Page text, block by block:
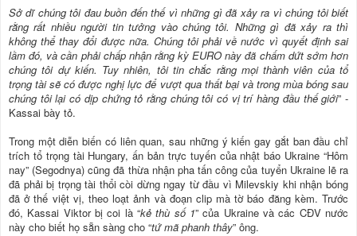
Sở dĩ chúng tôi đau buồn đến thế vì những gì đã xảy ra vì chúng tôi biết
rằng rất nhiều người tin tưởng vào chúng tôi. Những gì đã xảy ra thì
không thể thay đổi được nữa. Chúng tôi phải về nước vì quyết định sai
lầm đó, và cần phải chấp nhận rằng kỳ EURO này đã chấm dứt sớm hơn
chúng tôi dự kiến. Tuy nhiên, tôi tin chắc rằng mọi thành viên của tổ
trọng tài sẽ có được nghị lực để vượt qua thất bại và trong mùa bóng sau
chúng tôi lại có dịp chứng tỏ rằng chúng tôi có vị trí hàng đầu thế giới” -
Kassai bày tỏ.
Trong một diễn biến có liên quan, sau những ý kiến gay gắt ban đầu chỉ
trích tổ trọng tài Hungary, ấn bản trực tuyến của nhật báo Ukraine “Hôm
nay” (Segodnya) cũng đã thừa nhận pha tấn công của tuyển Ukraine lẽ ra
đã phải bị trọng tài thổi còi dừng ngay từ đầu vì Milevskiy khi nhận bóng
đã ở thế việt vị, theo loạt ảnh và đoạn clip mà tờ báo đăng kèm. Trước
đó, Kassai Viktor bị coi là “kẻ thù số 1” của Ukraine và các CĐV nước
này cho biết họ sẵn sàng cho “tứ mã phanh thây” ông.